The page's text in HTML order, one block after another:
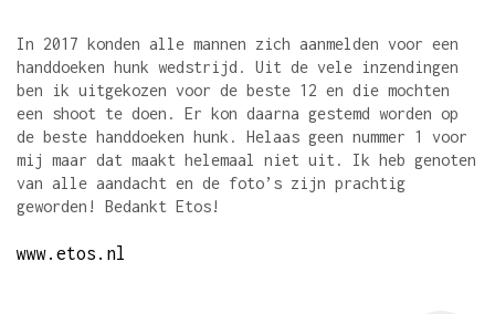
In 2017 konden alle mannen zich aanmelden voor een
handdoeken hunk wedstrijd. Uit de vele inzendingen
ben ik uitgekozen voor de beste 12 en die mochten
een shoot te doen. Er kon daarna gestemd worden op
de beste handdoeken hunk. Helaas geen nummer 1 voor
mij maar dat maakt helemaal niet uit. Ik heb genoten
van alle aandacht en de foto’s zijn prachtig
geworden! Bedankt Etos!
www.etos.nl